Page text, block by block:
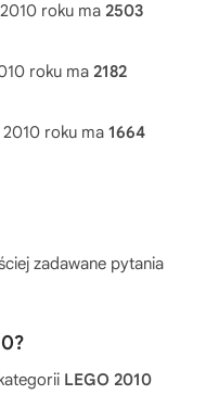
roku ma 2503
roku ma 2182
2010 roku ma 1664
zadawane pytania
LEGO 2010